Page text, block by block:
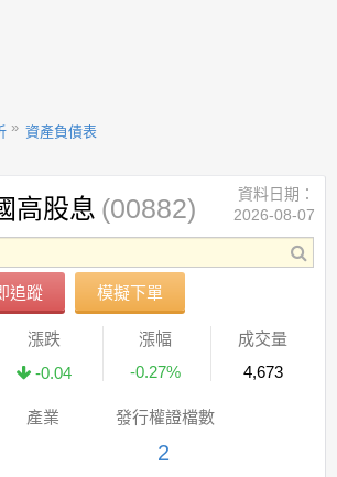
資產負債表
高股息 (00882)
追蹤 模擬下單
資料日期：
2026-08-07
漲跌
-0.04
漲幅
-0.27%
成交量
4,673
產業 發行權證檔數
2